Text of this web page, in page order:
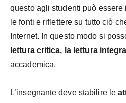
questo agli studenti può essere
le fonti e riflettere su tutto ciò
Internet. In questo modo si
lettura critica, la lettura
accademica.
L’insegnante deve stabilire le